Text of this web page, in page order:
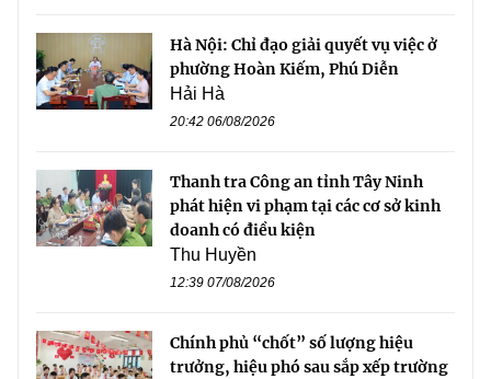
Hà Nội: Chỉ đạo giải quyết vụ việc ở
phường Hoàn Kiếm, Phú Diễn
Hải Hà
20:42 06/08/2026
Thanh tra Công an tỉnh Tây Ninh
phát hiện vi phạm tại các cơ sở kinh
doanh có điều kiện
Thu Huyền
12:39 07/08/2026
Chính phủ “chốt” số lượng hiệu
trưởng, hiệu phó sau sắp xếp trường